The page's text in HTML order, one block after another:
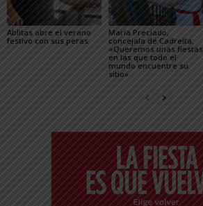
Ablitas abre el verano
festivo con sus peras
María Preciado,
concejala de Cadreita:
«Queremos unas fiestas
en las que todo el
mundo encuentre su
sitio»